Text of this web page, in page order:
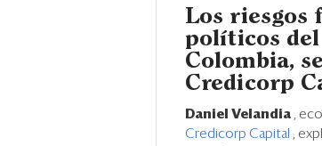
Los riesgos
políticos del
Colombia,
Credicorp
Daniel Velandia ,
Credicorp Capital ,